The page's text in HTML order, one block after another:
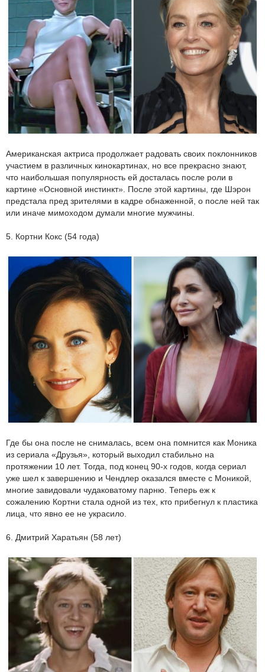
Американская актриса продолжает радовать своих поклонников
участием в различных кинокартинах, но все прекрасно знают,
что наибольшая популярность ей досталась после роли в
картине «Основной инстинкт». После этой картины, где Шэрон
предстала пред зрителями в кадре обнаженной, о после ней так
или иначе мимоходом думали многие мужчины.
5. Кортни Кокс (54 года)
Где бы она после не снималась, всем она помнится как Моника
из сериала «Друзья», который выходил стабильно на
протяжении 10 лет. Тогда, под конец 90-х годов, когда сериал
уже шел к завершению и Чендлер оказался вместе с Моникой,
многие завидовали чудаковатому парню. Теперь еж к
сожалению Кортни стала одной из тех, кто прибегнул к пластика
лица, что явно ее не украсило.
6. Дмитрий Харатьян (58 лет)